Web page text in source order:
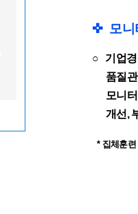
✜︎ 모니
○
기업
품질
모니
개선,
* 집체훈